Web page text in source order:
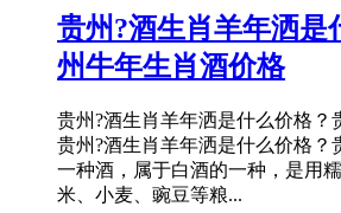
贵州?酒生肖羊年洒是
州牛年生肖酒价格
贵州?酒生肖羊年洒是什么价格？
贵州?酒生肖羊年洒是什么价格？
一种酒，属于白酒的一种，是用
米、小麦、豌豆等粮...